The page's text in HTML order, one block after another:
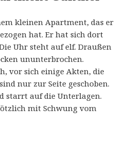
kleinen Apartment, das er
hat. Er hat sich dort
Uhr steht auf elf. Draußen
ununterbrochen.
vor sich einige Akten, die
nur zur Seite geschoben.
starrt auf die Unterlagen.
mit Schwung vom